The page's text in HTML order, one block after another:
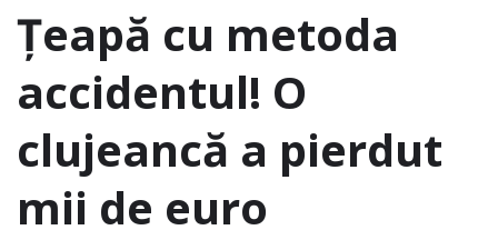
Țeapă cu metoda
accidentul! O
clujeancă a pierdut
mii de euro